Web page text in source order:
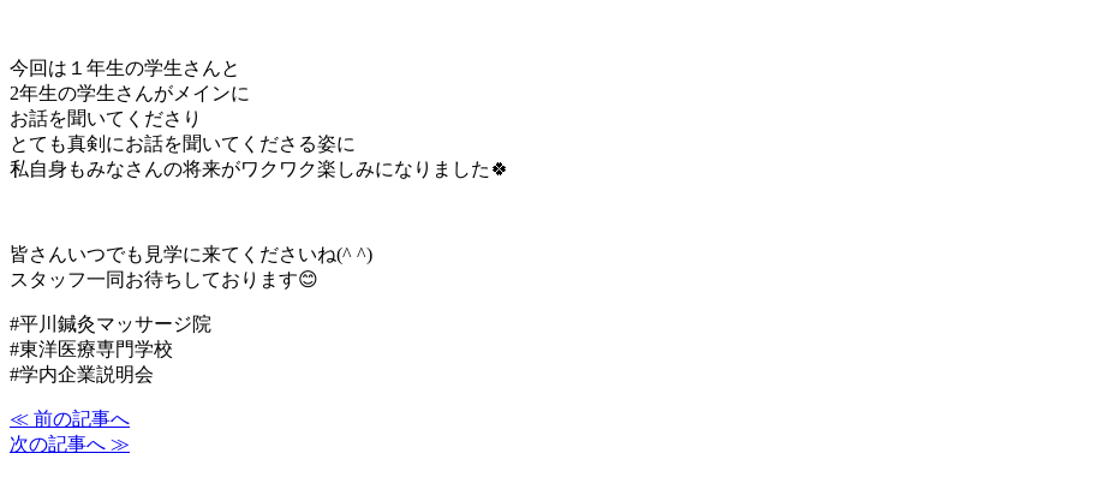
今回は１年生の学生さんと
2年生の学生さんがメインに
お話を聞いてくださり
とても真剣にお話を聞いてくださる姿に
私自身もみなさんの将来がワクワク楽しみになりました🍀
皆さんいつでも見学に来てくださいね(^ ^)
スタッフ一同お待ちしております😊
#平川鍼灸マッサージ院
#東洋医療専門学校
#学内企業説明会
≪ 前の記事へ
次の記事へ ≫